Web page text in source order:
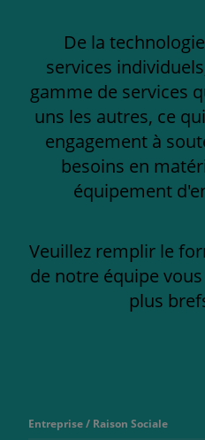
De la
services
gamme de services
uns les autres, ce
engagement à
besoins en
équipement
Veuillez remplir le
de notre équipe
plus
Entreprise / Raison Sociale